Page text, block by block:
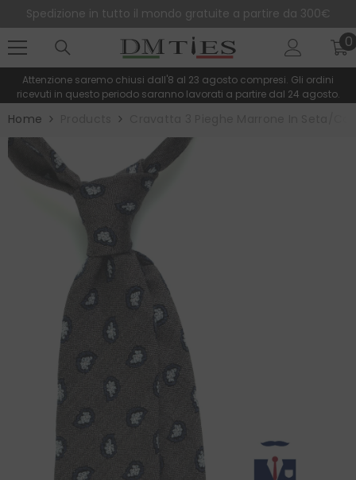
Spedizione in tutto il mondo gratuite a partire da 300€
00
Attenzione saremo chiusi dall'8 al 23 agosto compresi. Gli ordini
ricevuti in questo periodo saranno lavorati a partire dal 24 agosto.
Home